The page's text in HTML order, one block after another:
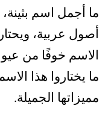
ما أجمل اسم
أصول عربية،
الاسم خوفًا من
ما يختاروا هذا
مميزاتها الجميلة.